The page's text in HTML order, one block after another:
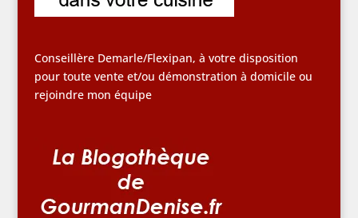
Conseillère Demarle/Flexipan, à votre disposition
pour toute vente et/ou démonstration à domicile ou
rejoindre mon équipe